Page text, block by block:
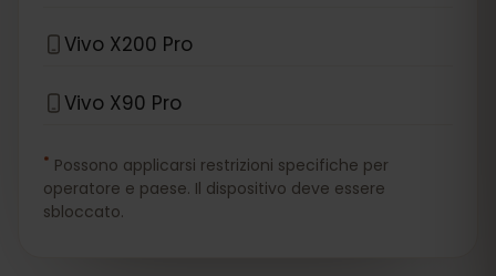
Vivo X200 Pro
Vivo X90 Pro
* Possono applicarsi restrizioni specifiche per
operatore e paese. Il dispositivo deve essere
sbloccato.